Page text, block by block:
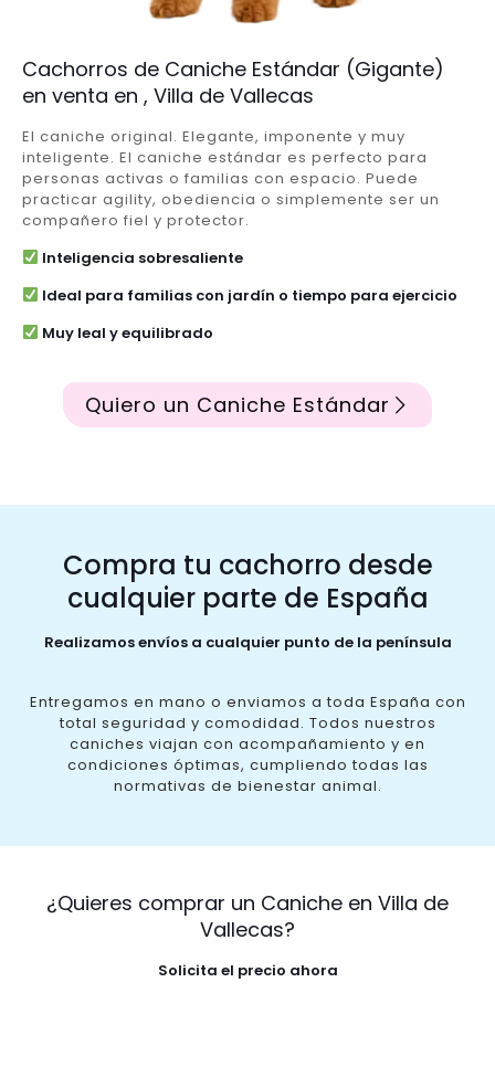
Cachorros de Caniche Estándar (Gigante)
en venta en , Villa de Vallecas
El caniche original. Elegante, imponente y muy
inteligente. El caniche estándar es perfecto para
personas activas o familias con espacio. Puede
practicar agility, obediencia o simplemente ser un
compañero fiel y protector.
Inteligencia sobresaliente
Ideal para familias con jardín o tiempo para ejercicio
Muy leal y equilibrado
Quiero un Caniche Estándar
Compra tu cachorro desde
cualquier parte de España
Realizamos envíos a cualquier punto de la península
Entregamos en mano o enviamos a toda España con
total seguridad y comodidad. Todos nuestros
caniches viajan con acompañamiento y en
condiciones óptimas, cumpliendo todas las
normativas de bienestar animal.
¿Quieres comprar un Caniche en Villa de
Vallecas?
Solicita el precio ahora